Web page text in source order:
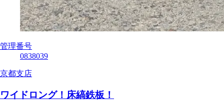
管理番号
0838039
京都支店
ワイドロング！床縞鉄板！